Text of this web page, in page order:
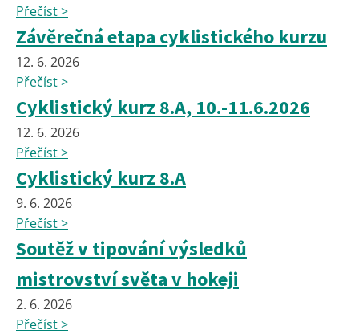
Přečíst >
Závěrečná etapa cyklistického kurzu
12. 6. 2026
Přečíst >
Cyklistický kurz 8.A, 10.-11.6.2026
12. 6. 2026
Přečíst >
Cyklistický kurz 8.A
9. 6. 2026
Přečíst >
Soutěž v tipování výsledků
mistrovství světa v hokeji
2. 6. 2026
Přečíst >